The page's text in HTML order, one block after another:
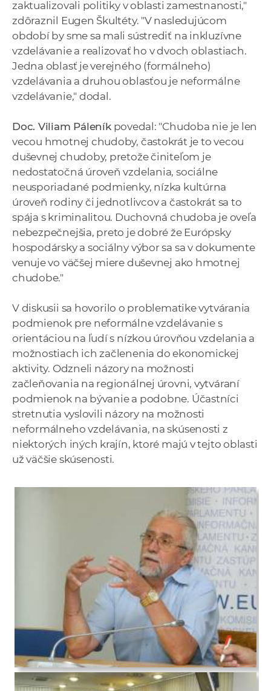
zaktualizovali politiky v oblasti zamestnanosti,"
zdôraznil Eugen Škultéty. "V nasledujúcom
období by sme sa mali sústrediť na inkluzívne
vzdelávanie a realizovať ho v dvoch oblastiach.
Jedna oblasť je verejného (formálneho)
vzdelávania a druhou oblasťou je neformálne
vzdelávanie," dodal.
Doc. Viliam Páleníkpovedal: "Chudoba nie je len
vecou hmotnej chudoby, častokrát je to vecou
duševnej chudoby, pretože činiteľom je
nedostatočná úroveň vzdelania, sociálne
neusporiadané podmienky, nízka kultúrna
úroveň rodiny či jednotlivcov a častokrát sa to
spája s kriminalitou. Duchovná chudoba je oveľa
nebezpečnejšia, preto je dobré že Európsky
hospodársky a sociálny výbor sa sa v dokumente
venuje vo väčšej miere duševnej ako hmotnej
chudobe."
V diskusii sa hovorilo o problematike vytvárania
podmienok pre neformálne vzdelávanie s
orientáciou na ľudí s nízkou úrovňou vzdelania a
možnostiach ich začlenenia do ekonomickej
aktivity. Odzneli názory na možnosti
začleňovania na regionálnej úrovni, vytváraní
podmienok na bývanie a podobne. Účastníci
stretnutia vyslovili názory na možnosti
neformálneho vzdelávania, na skúsenosti z
niektorých iných krajín, ktoré majú v tejto oblasti
už väčšie skúsenosti.